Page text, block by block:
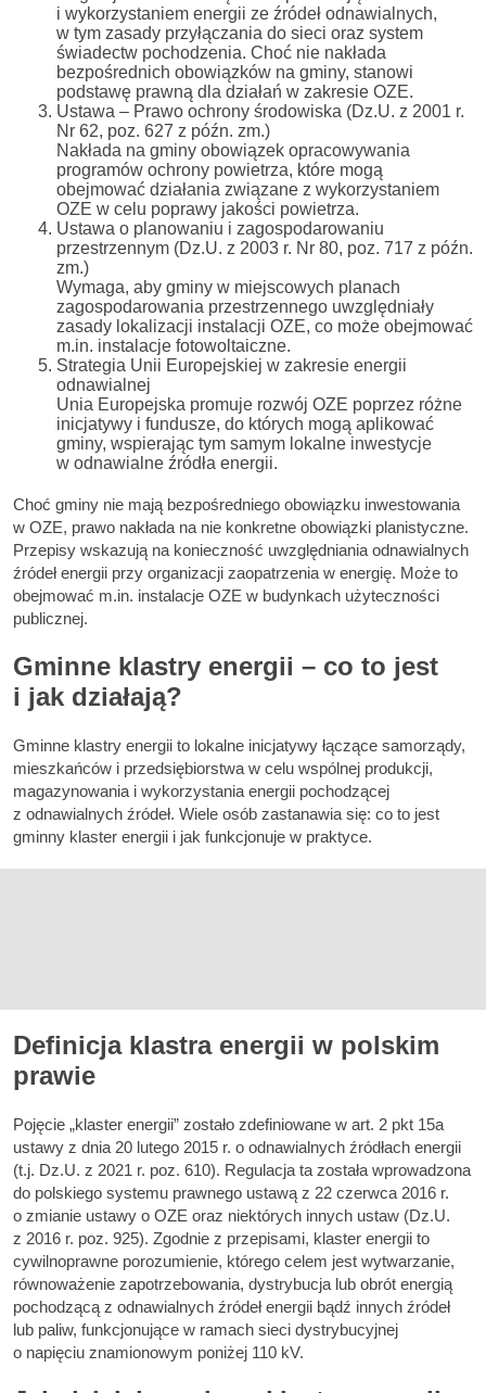
i wykorzystaniem energii ze źródeł odnawialnych,
w tym zasady przyłączania do sieci oraz system
świadectw pochodzenia. Choć nie nakłada
bezpośrednich obowiązków na gminy, stanowi
podstawę prawną dla działań w zakresie OZE.
Ustawa – Prawo ochrony środowiska (Dz.U. z 2001 r.
Nr 62, poz. 627 z późn. zm.)
Nakłada na gminy obowiązek opracowywania
programów ochrony powietrza, które mogą
obejmować działania związane z wykorzystaniem
OZE w celu poprawy jakości powietrza.
Ustawa o planowaniu i zagospodarowaniu
przestrzennym (Dz.U. z 2003 r. Nr 80, poz. 717 z późn.
zm.)
Wymaga, aby gminy w miejscowych planach
zagospodarowania przestrzennego uwzględniały
zasady lokalizacji instalacji OZE, co może obejmować
m.in. instalacje fotowoltaiczne.
Strategia Unii Europejskiej w zakresie energii
odnawialnej
Unia Europejska promuje rozwój OZE poprzez różne
inicjatywy i fundusze, do których mogą aplikować
gminy, wspierając tym samym lokalne inwestycje
w odnawialne źródła energii.
Choć gminy nie mają bezpośredniego obowiązku inwestowania
w OZE, prawo nakłada na nie konkretne obowiązki planistyczne.
Przepisy wskazują na konieczność uwzględniania odnawialnych
źródeł energii przy organizacji zaopatrzenia w energię. Może to
obejmować m.in. instalacje OZE w budynkach użyteczności
publicznej.
Gminne klastry energii – co to jest
i jak działają?
Gminne klastry energii to lokalne inicjatywy łączące samorządy,
mieszkańców i przedsiębiorstwa w celu wspólnej produkcji,
magazynowania i wykorzystania energii pochodzącej
z odnawialnych źródeł. Wiele osób zastanawia się: co to jest
gminny klaster energii i jak funkcjonuje w praktyce.
Definicja klastra energii w polskim
prawie
Pojęcie „klaster energii” zostało zdefiniowane w art. 2 pkt 15a
ustawy z dnia 20 lutego 2015 r. o odnawialnych źródłach energii
(t.j. Dz.U. z 2021 r. poz. 610). Regulacja ta została wprowadzona
do polskiego systemu prawnego ustawą z 22 czerwca 2016 r.
o zmianie ustawy o OZE oraz niektórych innych ustaw (Dz.U.
z 2016 r. poz. 925). Zgodnie z przepisami, klaster energii to
cywilnoprawne porozumienie, którego celem jest wytwarzanie,
równoważenie zapotrzebowania, dystrybucja lub obrót energią
pochodzącą z odnawialnych źródeł energii bądź innych źródeł
lub paliw, funkcjonujące w ramach sieci dystrybucyjnej
o napięciu znamionowym poniżej 110 kV.